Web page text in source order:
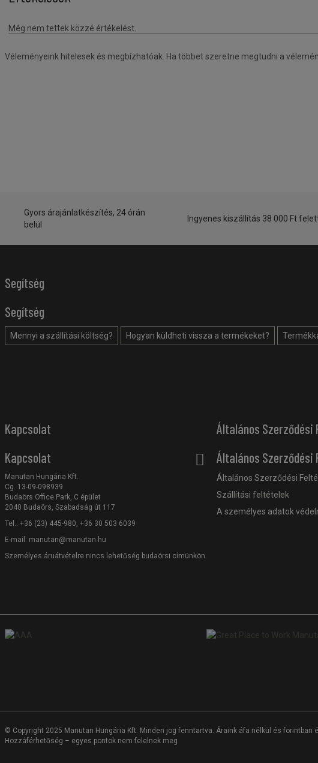
Véleményeink hitelesek és megbízhatóak. Ha többet szeretne megtudni a
Gyors árajánlatkészítés, 24 órán
belül
Ingyenes kiszállítás 38 000 Ft
Segítség
Segítség
Mennyi a szállítási költség? Hogyan küldheti vissza a termékeket?
Kapcsolat
Kapcsolat
Manutan Hungária Kft.
Cg. 13-09-098939
Budaörs Office Park, C épület
2040 Budaörs, Szabadság út 117
Tel.: +36 (23) 445-980, +36 30 503 6039
E-mail: manutan@manutan.hu
Személyes áruátvételre nincs lehetőség budaörsi címünkön.
Általános Szerződési
Általános Szerződési
Általános Szerződési
Szállítási feltételek
A személyes adatok
© Copyright 2025 Manutan Hungária Kft. Minden jog fenntartva. Áraink áfa nélkül és forintban
Hozzáférhetőség – egyes pontok nem felelnek meg